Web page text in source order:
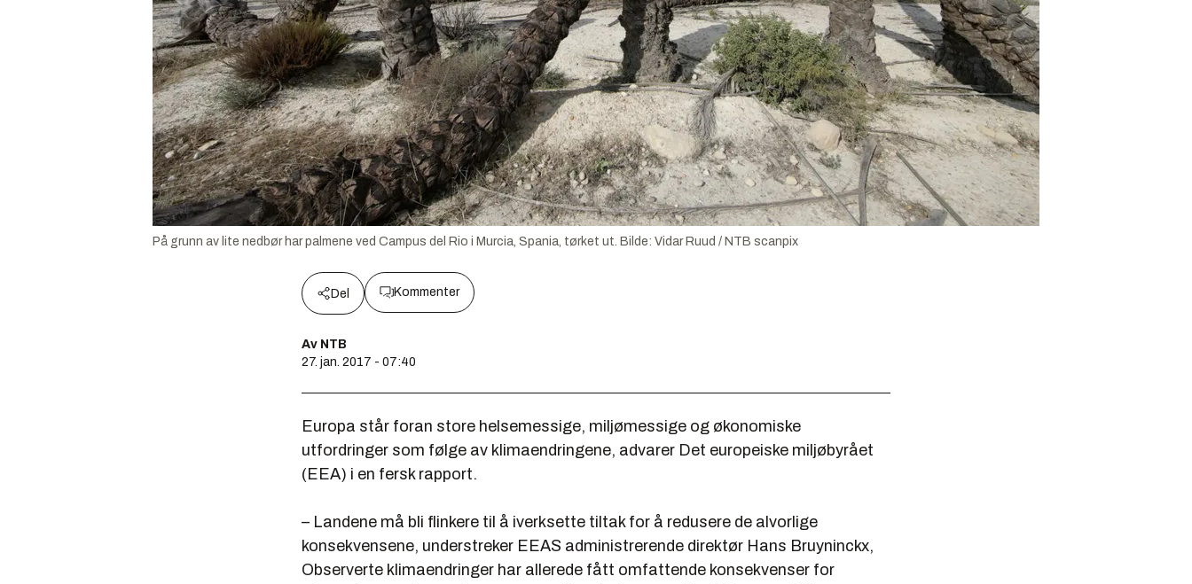
På grunn av lite nedbør har palmene ved Campus del Rio i Murcia, Spania, tørket ut. Bilde: Vidar Ruud / NTB scanpix
Del Kommenter
Av NTB
27. jan. 2017 - 07:40
Europa står foran store helsemessige, miljømessige og økonomiske
utfordringer som følge av klimaendringene, advarer Det europeiske miljøbyrået
(EEA) i en fersk rapport.
– Landene må bli flinkere til å iverksette tiltak for å redusere de alvorlige
konsekvensene, understreker EEAS administrerende direktør Hans Bruyninckx,
Observerte klimaendringer har allerede fått omfattende konsekvenser for